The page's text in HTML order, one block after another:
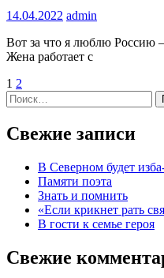
14.04.2022 admin
Вот за что я люблю Россию –
Жена работает с
1 2
Найти:
Свежие записи
В Северном будет
Памяти поэта
Знать и помнить
«Если крикнет рать
В гости к семье героя
Свежие